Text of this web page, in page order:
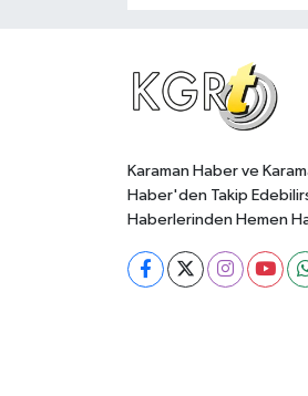
Karaman Haber ve
Haber'den Takip
Haberlerinden Hemen